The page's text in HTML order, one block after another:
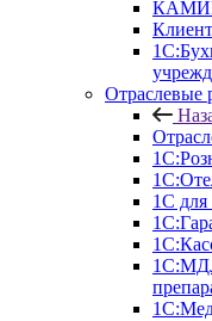
Отраслевые
1С